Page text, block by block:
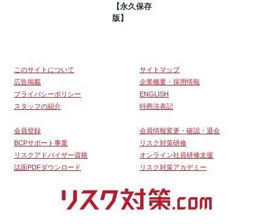
【永久保存
版】
このサイトについて
サイトマップ
広告掲載
企業概要・採用情報
プライバシーポリシー
ENGLISH
スタッフの紹介
特商法表記
会員登録
会員情報変更・確認・退会
BCPサポート事業
リスク対策研修
リスクアドバイザー資格
オンライン社員研修支援
誌面PDFダウンロード
リスク対策アカデミー